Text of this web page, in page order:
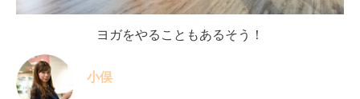
ヨガをやることもあるそう！
小俣